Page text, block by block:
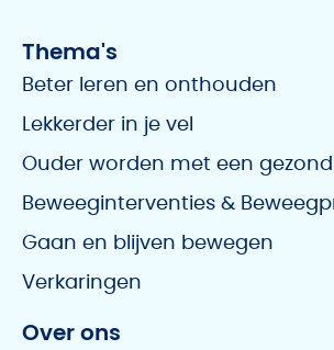
Thema's
Beter leren en onthouden
Lekkerder in je vel
Ouder worden met een
Beweeginterventies &
Gaan en blijven bewegen
Verkaringen
Over ons